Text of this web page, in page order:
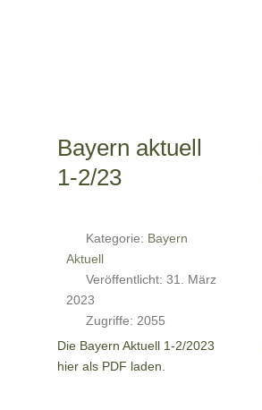
Bayern aktuell
1-2/23
Kategorie: Bayern
Aktuell
Veröffentlicht: 31. März
2023
Zugriffe: 2055
Die Bayern Aktuell 1-2/2023
hier als PDF laden.